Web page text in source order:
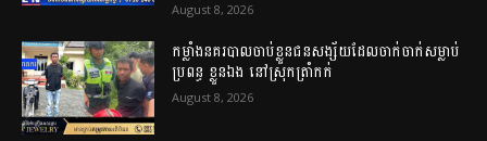
August 8, 2026
កម្លាំងនគរបាលចាប់ខ្លួនជនសង្ស័យដែលចាក់ចាក់សម្លាប់
ប្រពន្ធ ខ្លួនឯង នៅស្រុកត្រាំកក់
August 8, 2026